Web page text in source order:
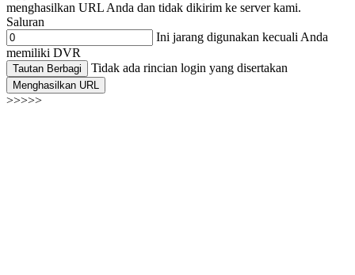
menghasilkan URL Anda dan tidak dikirim ke server kami.
Saluran
Ini jarang digunakan kecuali Anda
memiliki DVR
Tautan Berbagi Tidak ada rincian login yang disertakan
Menghasilkan URL
>>>>>